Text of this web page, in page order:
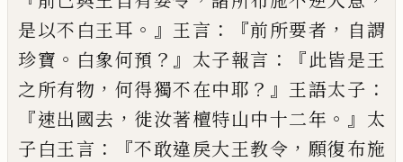
是以不白王耳 。』 王言 ：『前所要者 ， 自謂
珍寶 。 白象何預 ？』 太子報言 ： 『此皆是王
之所有物 ， 何得獨不在中耶 ？』 王語太子 ：
『速出國去 ， 徙汝著檀特山中十二年 。』 太
子白王言 ：『不敢違戾大王教令 ， 願復布施